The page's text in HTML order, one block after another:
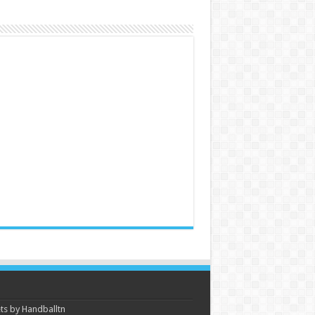
by Handballtn